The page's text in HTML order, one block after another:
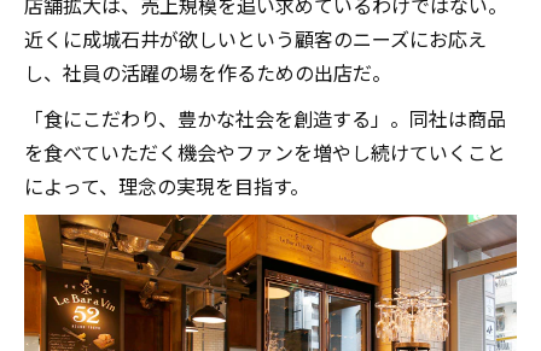
近くに成城石井が欲しいという顧客のニーズにお応え
し、社員の活躍の場を作るための出店だ。
「食にこだわり、豊かな社会を創造する」。同社は商品
を食べていただく機会やファンを増やし続けていくこと
によって、理念の実現を目指す。